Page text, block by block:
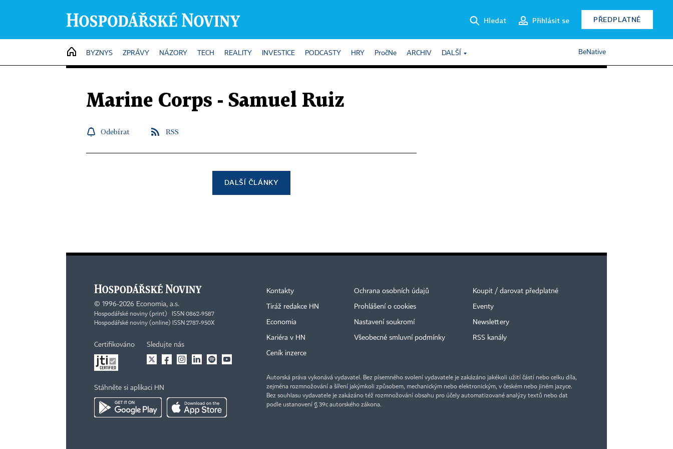
Hledat Přihlásit se PŘEDPLATNÉ
HOME
BYZNYS ZPRÁVY NÁZORY TECH REALITY INVESTICE PODCASTY HRY PročNe ARCHIV DALŠÍ BeNative
Marine Corps - Samuel Ruiz
Odebírat RSS
DALŠÍ ČLÁNKY
© 1996-2026 Economia, a.s.
Hospodářské noviny (print) ISSN 0862-9587
Hospodářské noviny (online) ISSN 2787-950X
Certifikováno Sledujte nás
Stáhněte si aplikaci HN
Kontakty
Tiráž redakce HN
Economia
Kariéra v HN
Ceník inzerce
Ochrana osobních údajů
Prohlášení o cookies
Nastavení soukromí
Všeobecné smluvní podmínky
Koupit / darovat předplatné
Eventy
Newslettery
RSS kanály
Autorská práva vykonává vydavatel. Bez písemného svolení vydavatele je zakázáno jakékoli užití částí nebo celku díla,
zejména rozmnožování a šíření jakýmkoli způsobem, mechanickým nebo elektronickým, v českém nebo jiném jazyce.
Bez souhlasu vydavatele je zakázáno též rozmnožování obsahu pro účely automatizované analýzy textů nebo dat
podle ustanovení § 39c autorského zákona.